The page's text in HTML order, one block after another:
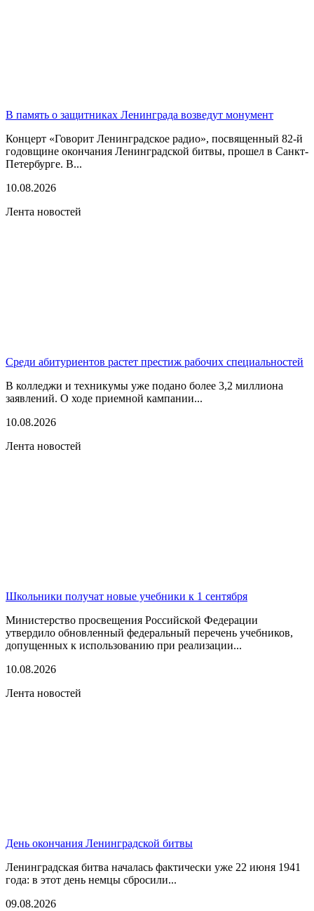
В память о защитниках Ленинграда возведут монумент
Концерт «Говорит Ленинградское радио», посвященный 82-й
годовщине окончания Ленинградской битвы, прошел в Санкт-
Петербурге. В...
10.08.2026
Лента новостей
Среди абитуриентов растет престиж рабочих специальностей
В колледжи и техникумы уже подано более 3,2 миллиона
заявлений. О ходе приемной кампании...
10.08.2026
Лента новостей
Школьники получат новые учебники к 1 сентября
Министерство просвещения Российской Федерации
утвердило обновленный федеральный перечень учебников,
допущенных к использованию при реализации...
10.08.2026
Лента новостей
День окончания Ленинградской битвы
Ленинградская битва началась фактически уже 22 июня 1941
года: в этот день немцы сбросили...
09.08.2026